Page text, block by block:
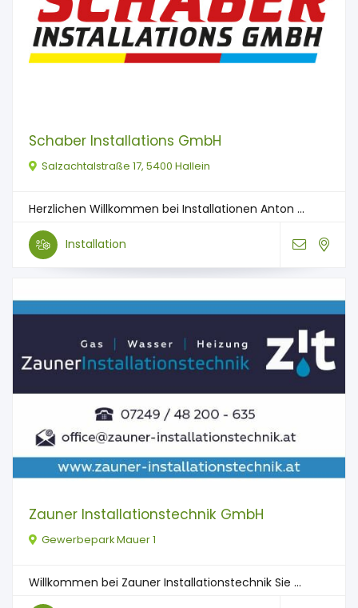
Schaber Installations GmbH
Salzachtalstraße 17, 5400 Hallein
Herzlichen Willkommen bei Installationen Anton ...
Installation
Zauner Installationstechnik GmbH
Gewerbepark Mauer 1
Willkommen bei Zauner Installationstechnik Sie ...